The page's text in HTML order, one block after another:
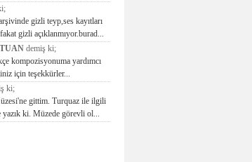
gizli teyp,ses kayıtları
gizli açıklanmıyor.burad...
demiş ki;
kompozisyonuma yardımcı
için teşekkürler...
ki;
gittim. Turquaz ile ilgili
ki. Müzede görevli ol...